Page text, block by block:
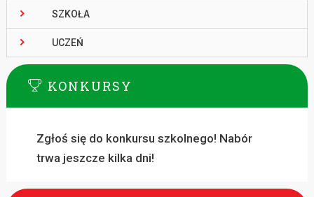
SZKOŁA
UCZEŃ
KONKURSY
Zgłoś się do konkursu szkolnego! Nabór
trwa jeszcze kilka dni!